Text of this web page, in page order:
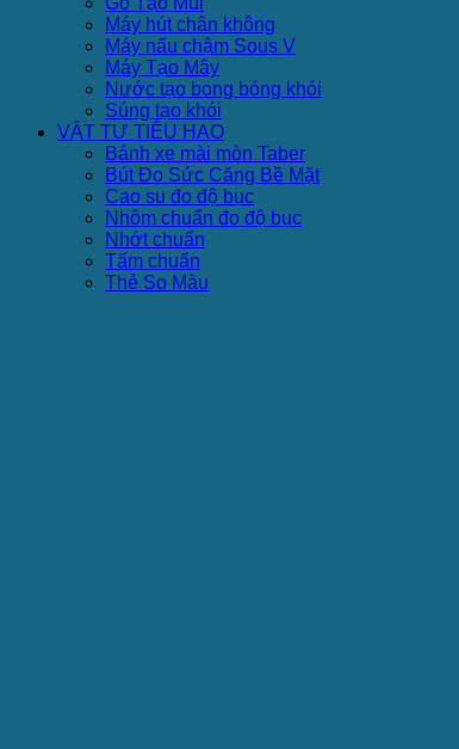
Máy hút chân không
Máy nấu chậm Sous V
Máy Tạo Mây
Nước tạo bong bóng khói
Súng tạo khói
VẬT TƯ TIÊU HAO
Bánh xe mài mòn Taber
Bút Đo Sức Căng Bề Mặt
Cao su đo độ bục
Nhôm chuẩn đo độ bục
Nhớt chuẩn
Tấm chuẩn
Thẻ So Màu